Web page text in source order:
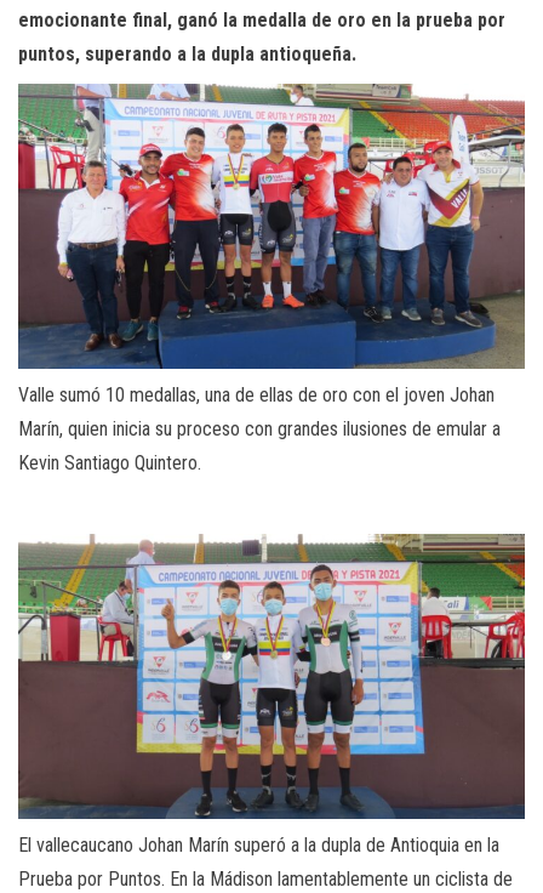
emocionante final, ganó la medalla de oro en la prueba por
puntos, superando a la dupla antioqueña.
Valle sumó 10 medallas, una de ellas de oro con el joven Johan
Marín, quien inicia su proceso con grandes ilusiones de emular a
Kevin Santiago Quintero.
El vallecaucano Johan Marín superó a la dupla de Antioquia en la
Prueba por Puntos. En la Mádison lamentablemente un ciclista de